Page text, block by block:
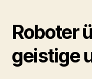
Roboter
geistige